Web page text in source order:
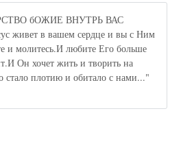
бОЖИЕ ВНУТРЬ ВАС
живет в вашем сердце и вы с Ним
и молитесь.И любите Его больше
Он хочет жить и творить на
стало плотию и обитало с нами..."